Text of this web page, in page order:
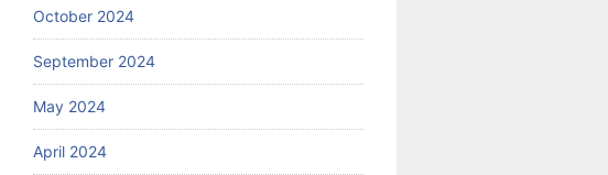
October 2024
September 2024
May 2024
April 2024